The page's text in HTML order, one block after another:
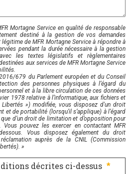
Mortagne Service en qualité de responsable
destiné à la gestion de vos demandes
de MFR Mortagne Service à répondre à
pendant la durée nécessaire à la gestion
les textes législatifs et règlementaires
aux services de MFR Mortagne Service
679 du Parlement européen et du Conseil
des personnes physiques à l’égard du
et à la libre circulation de ces données
1978 relative à l’informatique, aux fichiers et
») modifiée, vous disposez d'un droit
et de portabilité (lorsqu’il s’applique) à l’égard
d’un droit de limitation et d’opposition pour
pouvez les exercer en contactant MFR
Vous disposez également du droit
auprès de la CNIL (Commission
»
décrites ci-dessus *